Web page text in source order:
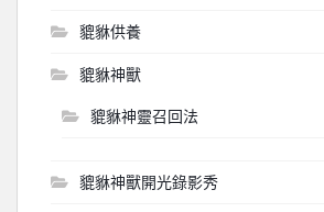
貔貅供養
貔貅神獸
貔貅神靈召回法
貔貅神獸開光錄影秀